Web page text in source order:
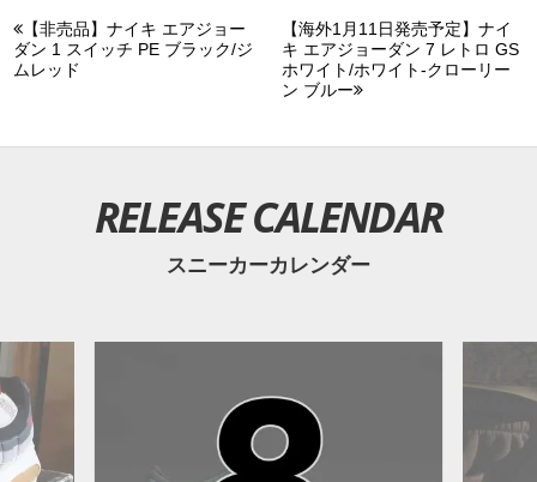
【非売品】ナイキ エアジョー
ダン 1 スイッチ PE ブラック/ジ
ムレッド
【海外1月11日発売予定】ナイ
キ エアジョーダン 7 レトロ GS
ホワイト/ホワイト-クローリー
ン ブルー
RELEASE CALENDAR
スニーカーカレンダー